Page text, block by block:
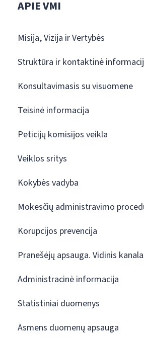
APIE VMI
Misija, Vizija ir Vertybės
Struktūra ir kontaktinė
Konsultavimasis su visuomene
Teisinė informacija
Peticijų komisijos veikla
Veiklos sritys
Kokybės vadyba
Mokesčių administravimo
Korupcijos prevencija
Pranešėjų apsauga. Vidinis
Administracinė informacija
Statistiniai duomenys
Asmens duomenų apsauga